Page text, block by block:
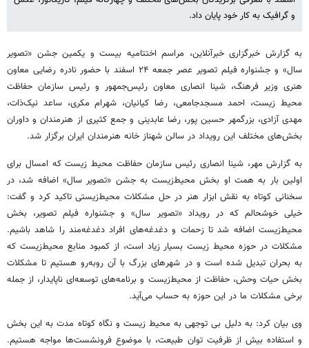
و گرافیک به کار خود پایان داد.
به گزارش خبرگزاری خبرآنلاین، مراسم اختتامیه بیست و یکمین جشن «تصویر
سال» و جشنواره فیلم تصویر عصر جمعه ۲۴ اسفند با حضور نادره رضایی معاون
هنری وزیر فرهنگ، شینا انصاری معاون رئیس‌جمهور و رئیس سازمان حفاظت
محیط زیست، احمد مسجدجامعی، رضا کیانیان، شهرام مکری، ساعد نیک‌ذات،
مهدی آزادی، بزرگمهر حسین پور، رضا عابدینی و جمع کثیری از هنرمندان و داوران
بخش‌های مختلف این رویداد در سالن شهناز خانه هنرمندان ایران برگزار شد.
به گزارش مهر، شینا انصاری رئیس سازمان حفاظت محیط زیست که امسال برای
اولین بار به همت او بخش محیط‌زیست به جشن «تصویر سال» اضافه شد، در
سخنانی کوتاه به نقش ابزار هنر در حل مشکلات محیط‌زیستی تاکید کرد و گفت:
خیلی خوشحالم که در رویداد «تصویر سال» و جشنواره فیلم تصویر، بخش
محیط‌زیست اضافه شد تا زحمات و دغدغه‌های افراد دغدغه‌مند را شاهد باشیم.
مشکلات در حوزه محیط زیست بسیار زیاد است، از کمبود منابع محیط‌زیست که
به بحران تبدیل شده است و در شهرهای بزرگ با آن روبه‌رو هستیم تا مشکلات
بخش حیات وحش، حفاظت از محیط‌زیست و برنامه‌های توسعه‌ای ناپایدار، از جمله
برخی مشکلات ما در این حوزه به حساب می‌آید.
وی بیان کرد: به دلیل بی توجهی به محیط زیست و نگاه کوتاه مدت به این بخش
و استفاده بیش از ظرفیت توان طبیعت، با موضوع فرونشست‌ها مواجه هستیم.